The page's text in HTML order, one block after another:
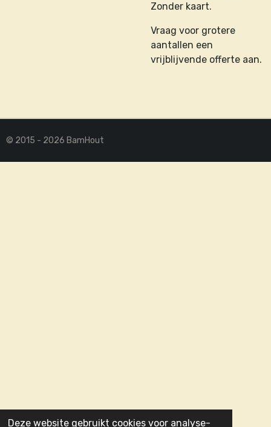
Deze website gebruikt cookies voor analyse-
Zonder kaart.
Vraag voor grotere
aantallen een
vrijblijvende offerte aan.
© 2015 - 2026 BamHout